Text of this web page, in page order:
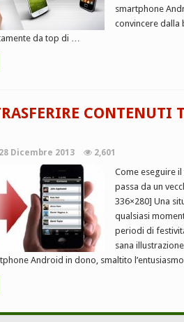
smartphone
convincere dalla
da top di …
CONTENUTI
28 Dicembre 2013 2,601
Come eseguire
passa da un
336×280] Una
qualsiasi
periodi di
sana
Android in dono, smaltito